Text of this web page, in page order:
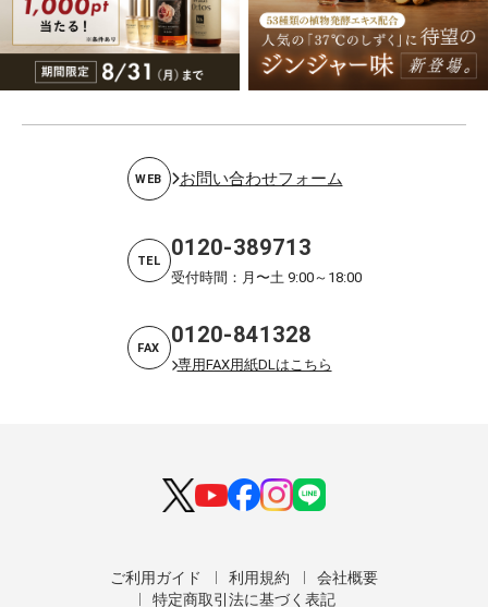
WEB お問い合わせフォーム
TEL 0120-389713
受付時間：月〜土 9:00～18:00
FAX 0120-841328
専用FAX用紙DLはこちら
ご利用ガイド 利用規約
会社概要
特定商取引法に基づく表記